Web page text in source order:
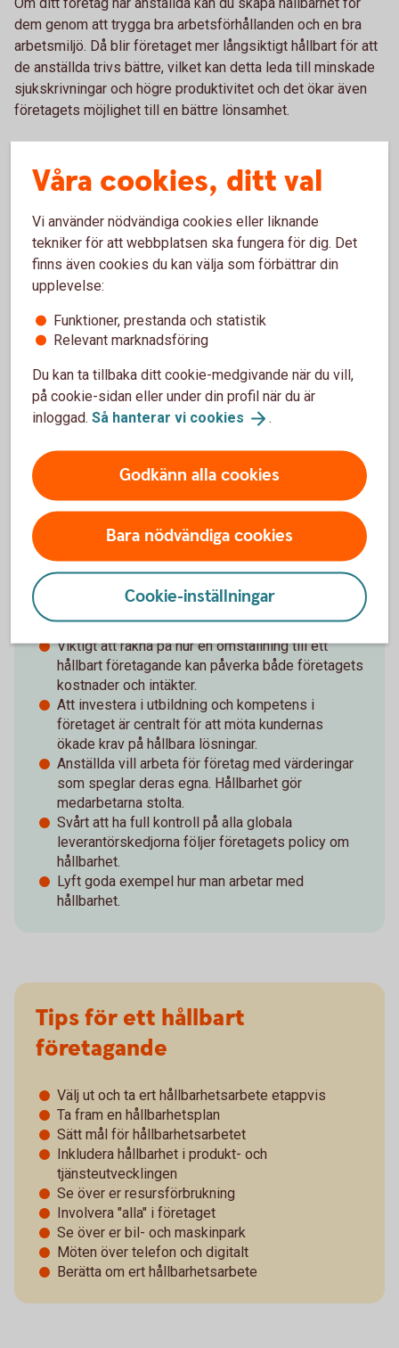
dem genom att trygga bra arbetsförhållanden och en bra
arbetsmiljö. Då blir företaget mer långsiktigt hållbart för att
de anställda trivs bättre, vilket kan detta leda till minskade
sjukskrivningar och högre produktivitet och det ökar även
företagets möjlighet till en bättre lönsamhet.
Hållbarhetsplan – ett hjälpmedel
för att underlätta omställningen
av företagen
Det är mycket att tänka på om du vill ställa om till ett mer
hållbart företag. Det som är viktigt är att du gör en egen
att du därefter gör en tydlig genomförande- och tidplan. Det
underlättar och ger struktur i arbetet att nå sina
hållbarhetsmål i längden. Den viktigaste åtgärden för att
realisera företagets hållbarhetsplaner är utbildning och
kompetensutveckling.
Insikter
Stor medvetenhet om vikten av att inkludera
hållbarhetsarbete i verksamheten.
Många företag upplever att hållbart företagande
ger nya affärsmöjligheter samt stärker
varumärket och lönsamheten.
Viktigt att räkna på hur en omställning till ett
hållbart företagande kan påverka både företagets
kostnader och intäkter.
Att investera i utbildning och kompetens i
företaget är centralt för att möta kundernas
ökade krav på hållbara lösningar.
Anställda vill arbeta för företag med värderingar
som speglar deras egna. Hållbarhet gör
medarbetarna stolta.
Svårt att ha full kontroll på alla globala
leverantörskedjorna följer företagets policy om
hållbarhet.
Lyft goda exempel hur man arbetar med
hållbarhet.
Tips för ett hållbart
företagande
Välj ut och ta ert hållbarhetsarbete etappvis
Ta fram en hållbarhetsplan
Sätt mål för hållbarhetsarbetet
Inkludera hållbarhet i produkt- och
tjänsteutvecklingen
Se över er resursförbrukning
Involvera "alla" i företaget
Se över er bil- och maskinpark
Möten över telefon och digitalt
Berätta om ert hållbarhetsarbete
Våra cookies, ditt val
Vi använder nödvändiga cookies eller liknande
tekniker för att webbplatsen ska fungera för dig. Det
finns även cookies du kan välja som förbättrar din
upplevelse:
Funktioner, prestanda och statistik
Relevant marknadsföring
Du kan ta tillbaka ditt cookie-medgivande när du vill,
på cookie-sidan eller under din profil när du är
inloggad. Så hanterar vi cookies .
Godkänn alla cookies
Bara nödvändiga cookies
Cookie-inställningar